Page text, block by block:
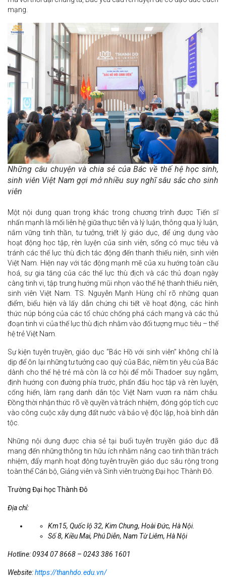
mạng.
Những câu chuyện và chia sẻ của Bác về thế hệ học sinh,
sinh viên Việt Nam gợi mở nhiều suy nghĩ sâu sắc cho sinh
viên
Một nội dung quan trọng khác trong chương trình được Tiến sĩ
nhấn mạnh là mối liên hệ giữa thực tiễn và lý luận, thông qua lý luận,
nắm vững tinh thần, tư tưởng, triết lý giáo dục, để ứng dụng vào
hoạt động học tập, rèn luyện của sinh viên, sống có mục tiêu và
tránh các thế lực thù địch tác động đến thanh thiếu niên, sinh viên
Việt Nam. Hiện nay với tác động mạnh mẽ của xu hướng toàn cầu
hoá, sự gia tăng của các thế lực thù địch và các thủ đoạn ngày
càng tinh vi, tập trung hướng mũi nhọn vào thế hệ thanh thiếu niên,
sinh viên Việt Nam. TS. Nguyễn Mạnh Hùng chỉ rõ những quan
điểm, biểu hiện và lấy dẫn chứng chi tiết về hoạt động, các hình
thức núp bóng của các tổ chức chống phá cách mạng và các thủ
đoạn tinh vi của thế lực thù địch nhằm vào đối tượng mục tiêu – thế
hệ trẻ Việt Nam.
Sự kiện tuyên truyền, giáo dục “Bác Hồ với sinh viên” không chỉ là
dịp để ôn lại những tư tưởng cao quý của Bác, niềm tin yêu của Bác
dành cho thế hệ trẻ mà còn là cơ hội để mỗi Thadoer suy ngẫm,
định hướng con đường phía trước, phấn đấu học tập và rèn luyện,
cống hiến, làm rạng danh dân tộc Việt Nam vươn ra năm châu.
Đồng thời nhận thức rõ về quyền và trách nhiệm, đóng góp tích cực
vào công cuộc xây dựng đất nước và bảo vệ độc lập, hoà bình dân
tộc.
Những nội dung được chia sẻ tại buổi tuyên truyền giáo dục đã
mang đến những thông tin hữu ích nhằm nâng cao tinh thần trách
nhiệm, đẩy mạnh hoạt động tuyên truyền giáo dục sâu rộng trong
toàn thể Cán bộ, Giảng viên và Sinh viên trường Đại học Thành Đô.
Trường Đại học Thành Đô
Địa chỉ:
Km15, Quốc lộ 32, Kim Chung, Hoài Đức, Hà Nội.
Số 8, Kiều Mai, Phú Diễn, Nam Từ Liêm, Hà Nội
Hotline: 0934 07 8668 – 0243 386 1601
Website:https://thanhdo.edu.vn/